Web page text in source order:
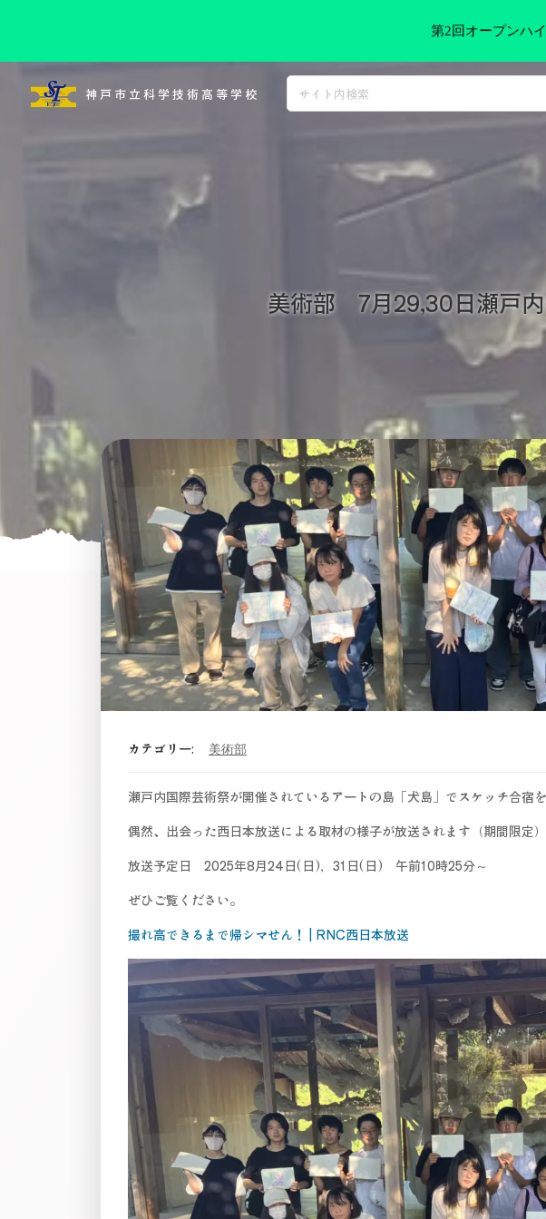
神戸市立科学技術高等学校
美術部 7月29,30日瀬戸内
カテゴリー: 美術部
瀬戸内国際芸術祭が開催されているアートの島「犬島」でスケッチ合宿を
偶然、出会った西日本放送による取材の様子が放送されます（期間限定）
放送予定日 2025年8月24日(日)，31日(日) 午前10時25分～
ぜひご覧ください。
撮れ高できるまで帰シマせん！ | RNC西日本放送
第2回オープンハ